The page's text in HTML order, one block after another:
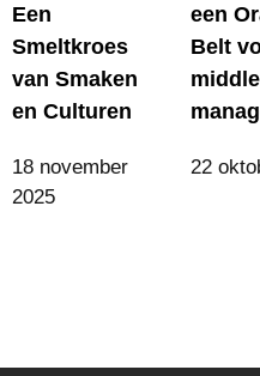
Een
Smeltkroes
van Smaken
en Culturen
18 november
2025
een
Belt
middle
22